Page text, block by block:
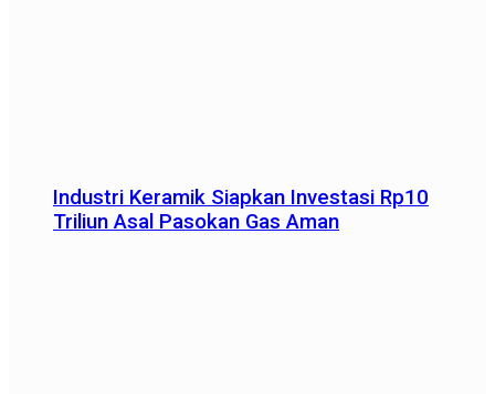
Industri Keramik Siapkan Investasi Rp10
Triliun Asal Pasokan Gas Aman